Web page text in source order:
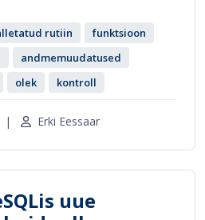
rutiin
funktsioon
andmemuudatused
olek kontroll
| Erki Eessaar
uue